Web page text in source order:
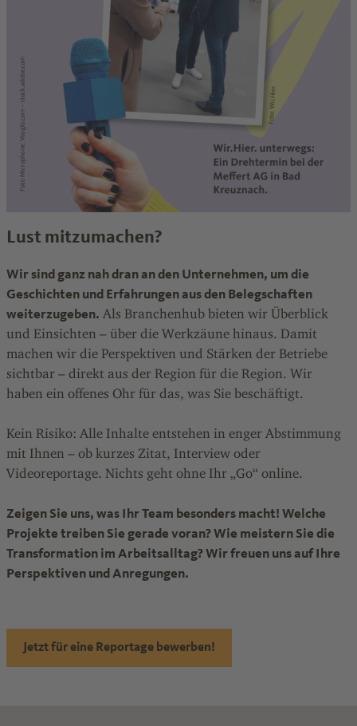
Lust mitzumachen?
Wir sind ganz nah dran an den Unternehmen, um die
Geschichten und Erfahrungen aus den Belegschaften
weiterzugeben. Als Branchenhub bieten wir Überblick
und Einsichten – über die Werkzäune hinaus. Damit
machen wir die Perspektiven und Stärken der Betriebe
sichtbar – direkt aus der Region für die Region. Wir
haben ein offenes Ohr für das, was Sie beschäftigt.
Kein Risiko: Alle Inhalte entstehen in enger Abstimmung
mit Ihnen – ob kurzes Zitat, Interview oder
Videoreportage. Nichts geht ohne Ihr „Go“ online.
Zeigen Sie uns, was Ihr Team besonders macht! Welche
Projekte treiben Sie gerade voran? Wie meistern Sie die
Transformation im Arbeitsalltag? Wir freuen uns auf Ihre
Perspektiven und Anregungen.
Jetzt für eine Reportage bewerben!